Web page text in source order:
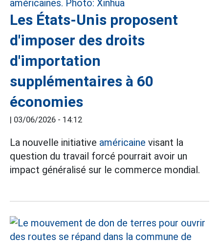
Les États-Unis proposent
d'imposer des droits
d'importation
supplémentaires à 60
économies
| 03/06/2026 - 14:12
La nouvelle initiative américaine visant la
question du travail forcé pourrait avoir un
impact généralisé sur le commerce mondial.